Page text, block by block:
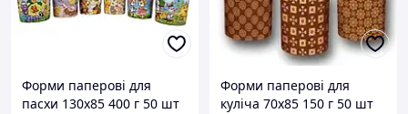
Форми паперові для
пасхи 130х85 400 г 50 шт
Форми паперові для
куліча 70х85 150 г 50 шт